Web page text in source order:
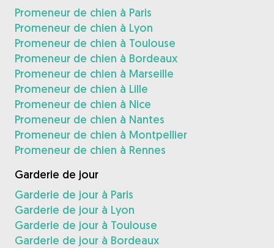
Promeneur de chien à Paris
Promeneur de chien à Lyon
Promeneur de chien à Toulouse
Promeneur de chien à Bordeaux
Promeneur de chien à Marseille
Promeneur de chien à Lille
Promeneur de chien à Nice
Promeneur de chien à Nantes
Promeneur de chien à Montpellier
Promeneur de chien à Rennes
Garderie de jour
Garderie de jour à Paris
Garderie de jour à Lyon
Garderie de jour à Toulouse
Garderie de jour à Bordeaux